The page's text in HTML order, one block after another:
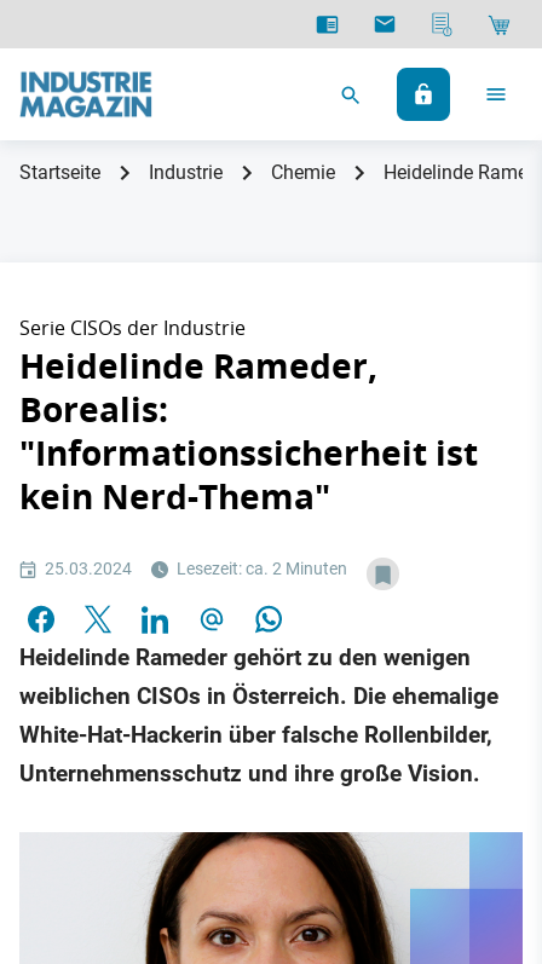
Startseite Industrie Chemie Heidelinde
Serie CISOs der Industrie
Heidelinde Rameder,
Borealis:
"Informationssicherheit ist
kein Nerd-Thema"
25.03.2024 Lesezeit: ca. 2 Minuten
Heidelinde Rameder gehört zu den wenigen
weiblichen CISOs in Österreich. Die ehemalige
White-Hat-Hackerin über falsche Rollenbilder,
Unternehmensschutz und ihre große Vision.